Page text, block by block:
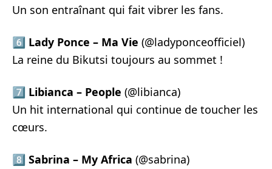
Un son entraînant qui fait vibrer les fans.
6️⃣ Lady Ponce – Ma Vie (@ladyponceofficiel)
La reine du Bikutsi toujours au sommet !
7️⃣ Libianca – People (@libianca)
Un hit international qui continue de toucher les
cœurs.
8️⃣ Sabrina – My Africa (@sabrina)